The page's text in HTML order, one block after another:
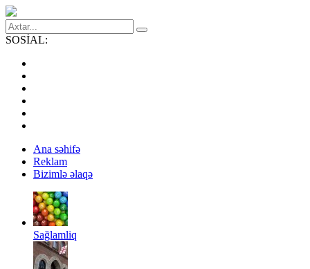
SOSİAL:
Ana səhifə
Reklam
Bizimlə əlaqə
Sağlamliq